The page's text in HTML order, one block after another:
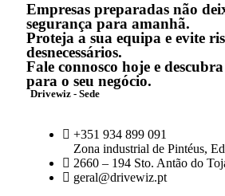
Empresas preparadas não
segurança para amanhã.
Proteja a sua equipa e evite
desnecessários.
Fale connosco hoje e
para o seu negócio.
Drivewiz - Sede
+351 934 899 091
Zona industrial de Pintéus,
2660 – 194 Sto. Antão do
geral@drivewiz.pt